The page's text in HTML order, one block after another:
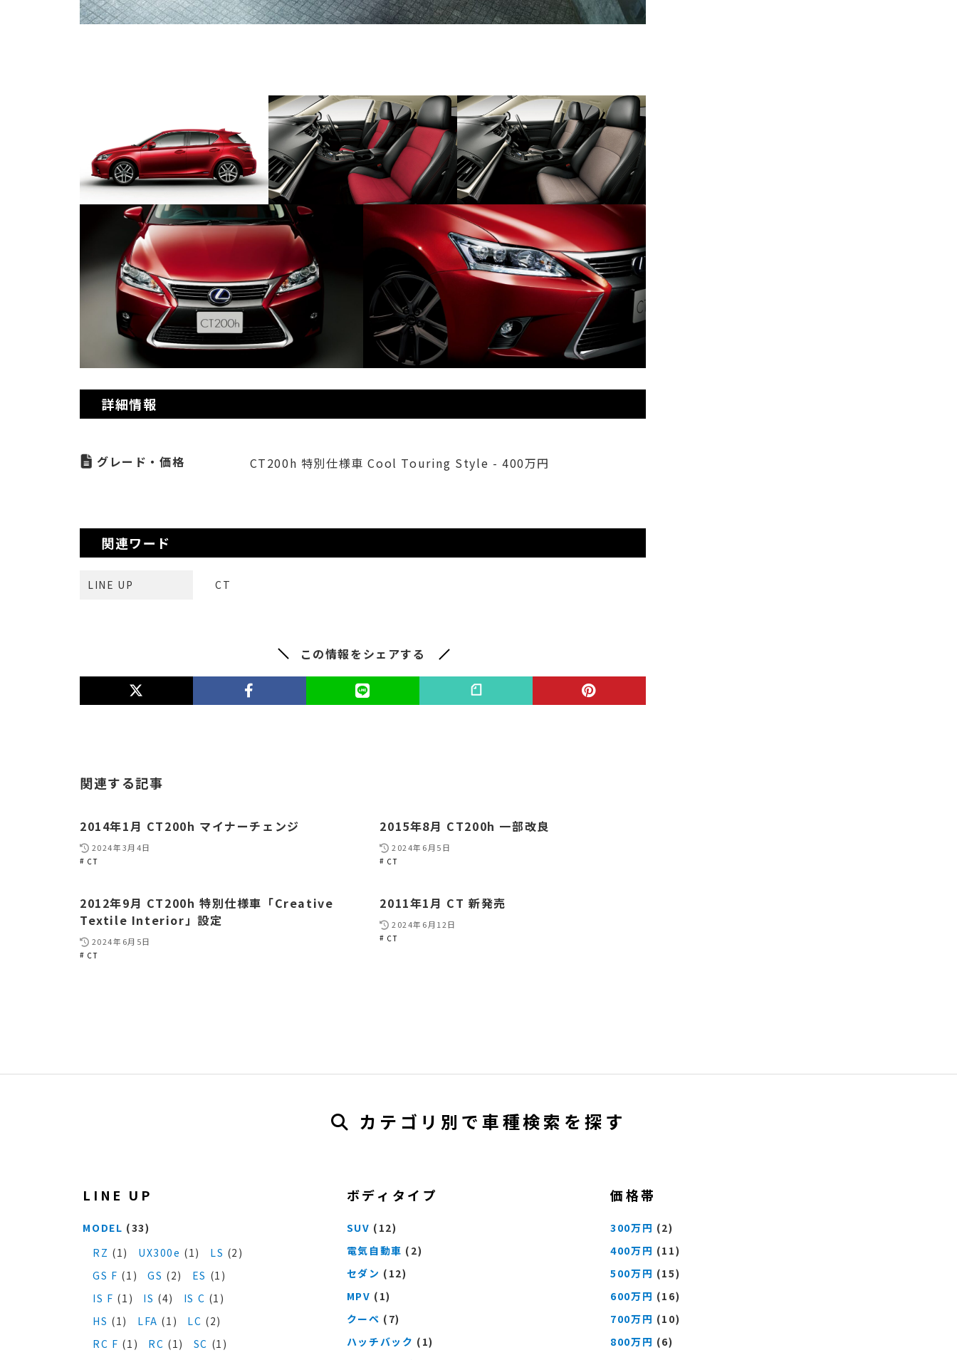
詳細情報
グレード・価格 CT200h 特別仕様車 Cool Touring Style - 400万円
関連ワード
LINE UP CT
この情報をシェアする
関連する記事
2014年1月 CT200h マイナーチェンジ
2024年3月4日
CT
2015年8月 CT200h 一部改良
2024年6月5日
CT
2012年9月 CT200h 特別仕様車「Creative
Textile Interior」設定
2024年6月5日
CT
2011年1月 CT 新発売
2024年6月12日
CT
カテゴリ別で車種検索を探す
LINE UP
MODEL (33)
RZ (1) UX300e (1) LS (2)
GS F (1) GS (2) ES (1)
IS F (1) IS (4) IS C (1)
HS (1) LFA (1) LC (2)
RC F (1) RC (1) SC (1)
ボディタイプ
SUV (12)
電気自動車 (2)
セダン (12)
MPV (1)
クーペ (7)
ハッチバック (1)
価格帯
300万円 (2)
400万円 (11)
500万円 (15)
600万円 (16)
700万円 (10)
800万円 (6)